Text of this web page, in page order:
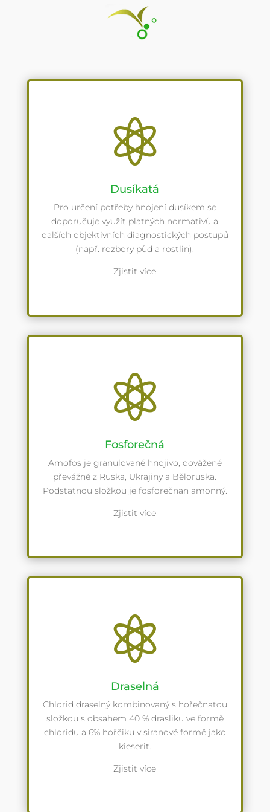

Dusíkatá
Pro určení potřeby hnojení dusíkem se
doporučuje využít platných normativů a
dalších objektivních diagnostických postupů
(např. rozbory půd a rostlin).
Zjistit více

Fosforečná
Amofos je granulované hnojivo, dovážené
převážně z Ruska, Ukrajiny a Běloruska.
Podstatnou složkou je fosforečnan amonný.
Zjistit více

Draselná
Chlorid draselný kombinovaný s hořečnatou
složkou s obsahem 40 % drasliku ve formě
chloridu a 6% hořčiku v siranové formě jako
kieserit.
Zjistit více